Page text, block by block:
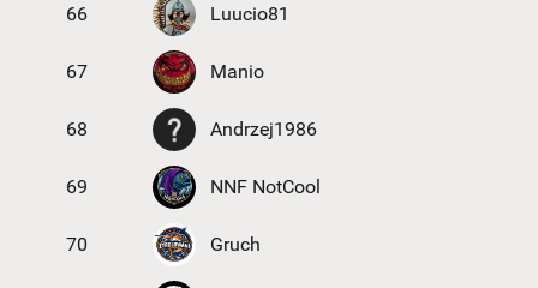
66 Luucio81
67 Manio
68 Andrzej1986
69 NNF NotCool
70 Gruch